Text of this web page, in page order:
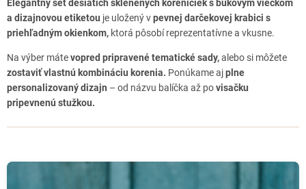
Elegantný set desiatich sklenených koreničiek s bukovým viečkom
a dizajnovou etiketou je uložený vpevnej darčekovej krabici s
priehľadným okienkom, ktorá pôsobí reprezentatívne a vkusne.
Na výber mátevopred pripravené tematické sady,alebo si môžete
zostaviť vlastnú kombináciu korenia. Ponúkame ajplne
personalizovaný dizajn – od názvu balíčka až povisačku
pripevnenú stužkou.